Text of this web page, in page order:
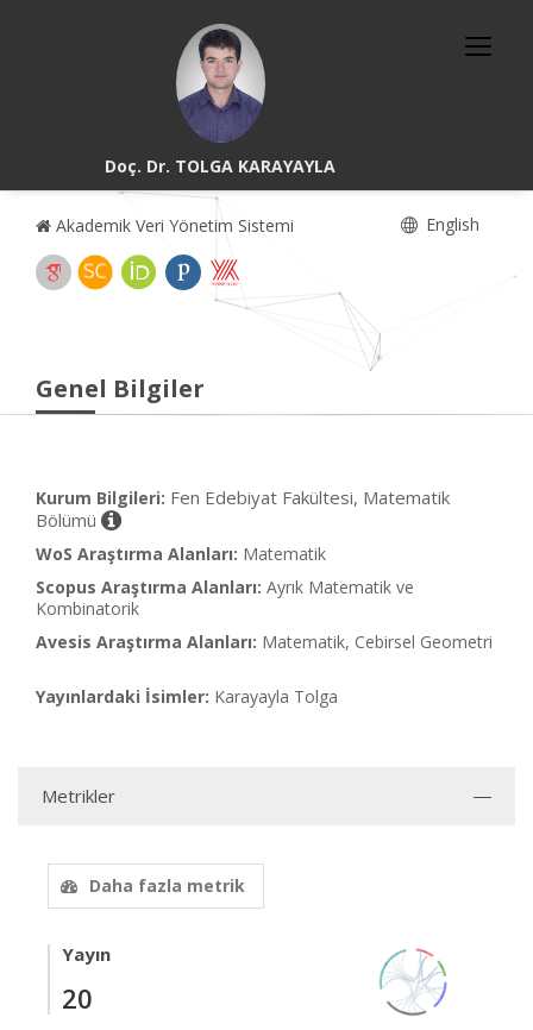
Doç. Dr. TOLGA KARAYAYLA
Akademik Veri Yönetim Sistemi English
Genel Bilgiler
Kurum Bilgileri: Fen Edebiyat Fakültesi, Matematik
Bölümü
WoS Araştırma Alanları: Matematik
Scopus Araştırma Alanları: Ayrık Matematik ve
Kombinatorik
Avesis Araştırma Alanları: Matematik, Cebirsel Geometri
Yayınlardaki İsimler: Karayayla Tolga
Metrikler
Daha fazla metrik
Yayın
20